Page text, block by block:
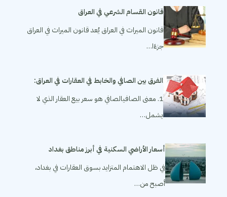
قانون القسام الشرعي في العراق
قانون الميراث في العراق يُعد قانون الميراث في العراق
جزءًا…
الفرق بين الصافي والخابط في العقارات في العراق:
1. معنى الصافيالصافي هو سعر بيع العقار الذي لا
يشمل…
أسعار الأراضي السكنية في أبرز مناطق بغداد
في ظل الاهتمام المتزايد بسوق العقارات في بغداد،
أصبح من…